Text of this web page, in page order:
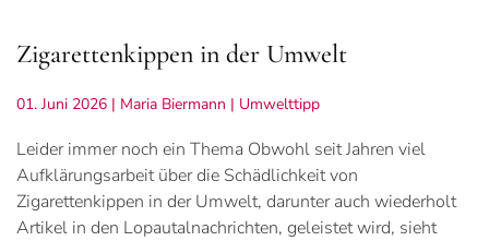
Zigarettenkippen in der Umwelt
01. Juni 2026 | Maria Biermann | Umwelttipp
Leider immer noch ein Thema Obwohl seit Jahren viel
Aufklärungsarbeit über die Schädlichkeit von
Zigarettenkippen in der Umwelt, darunter auch wiederholt
Artikel in den Lopautalnachrichten, geleistet wird, sieht